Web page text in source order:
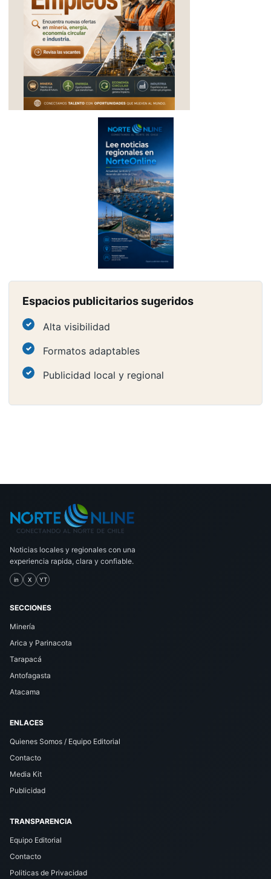
Espacios publicitarios sugeridos
Alta visibilidad
Formatos adaptables
Publicidad local y regional
Noticias locales y regionales con una
experiencia rapida, clara y confiable.
in X YT
SECCIONES
Minería
Arica y Parinacota
Tarapacá
Antofagasta
Atacama
ENLACES
Quienes Somos / Equipo Editorial
Contacto
Media Kit
Publicidad
TRANSPARENCIA
Equipo Editorial
Contacto
Politicas de Privacidad